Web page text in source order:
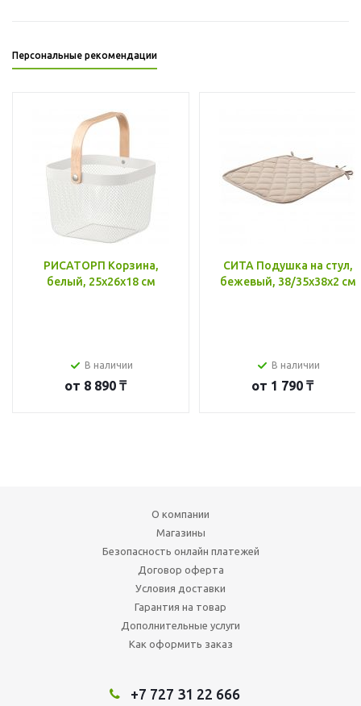
Персональные рекомендации
РИСАТОРП Корзина,
белый, 25x26x18 см
В наличии
от 8 890 ₸
СИТА Подушка на стул,
бежевый, 38/35x38x2 см
В наличии
от 1 790 ₸
О компании
Магазины
Безопасность онлайн платежей
Договор оферта
Условия доставки
Гарантия на товар
Дополнительные услуги
Как оформить заказ
+7 727 31 22 666